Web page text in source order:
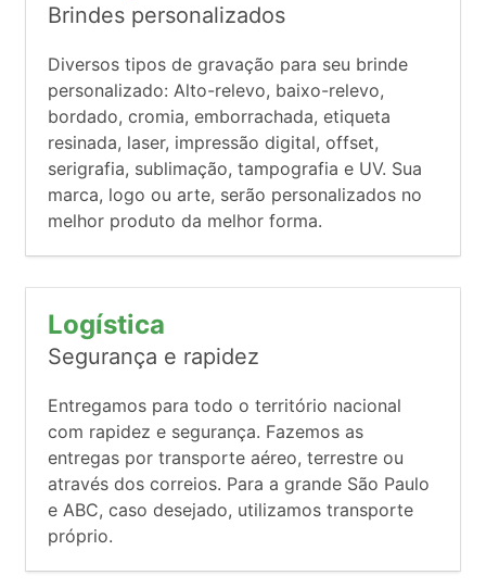
Brindes personalizados
Diversos tipos de gravação para seu brinde
personalizado: Alto-relevo, baixo-relevo,
bordado, cromia, emborrachada, etiqueta
resinada, laser, impressão digital, offset,
serigrafia, sublimação, tampografia e UV. Sua
marca, logo ou arte, serão personalizados no
melhor produto da melhor forma.
Logística
Segurança e rapidez
Entregamos para todo o território nacional
com rapidez e segurança. Fazemos as
entregas por transporte aéreo, terrestre ou
através dos correios. Para a grande São Paulo
e ABC, caso desejado, utilizamos transporte
próprio.